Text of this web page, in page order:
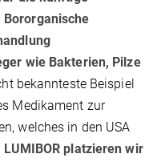
wie Bakterien, Pilze
bekannteste Beispiel
Medikament zur
welches in den USA
LUMIBOR platzieren wir